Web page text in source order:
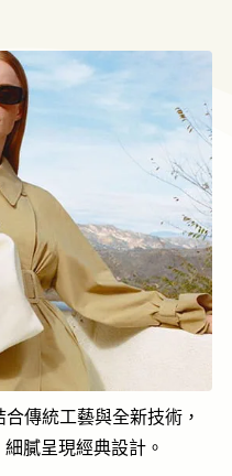
傳統工藝與全新技術，
膩呈現經典設計。